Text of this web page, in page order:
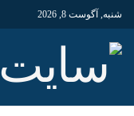
شنبه, آگوست 8, 2026